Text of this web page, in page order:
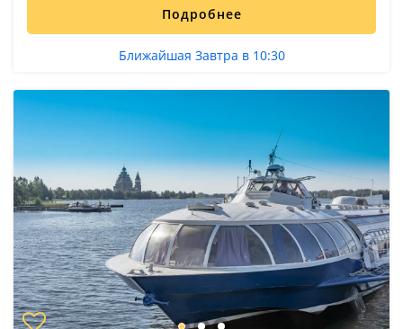
Подробнее
Ближайшая Завтра в 10:30